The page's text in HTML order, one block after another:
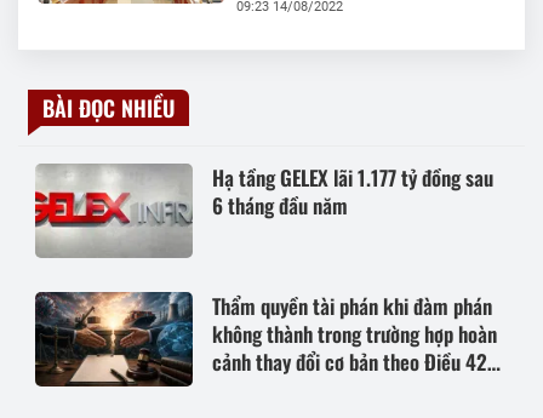
09:23 14/08/2022
BÀI ĐỌC NHIỀU
Hạ tầng GELEX lãi 1.177 tỷ đồng sau
6 tháng đầu năm
Thẩm quyền tài phán khi đàm phán
không thành trong trường hợp hoàn
cảnh thay đổi cơ bản theo Điều 420